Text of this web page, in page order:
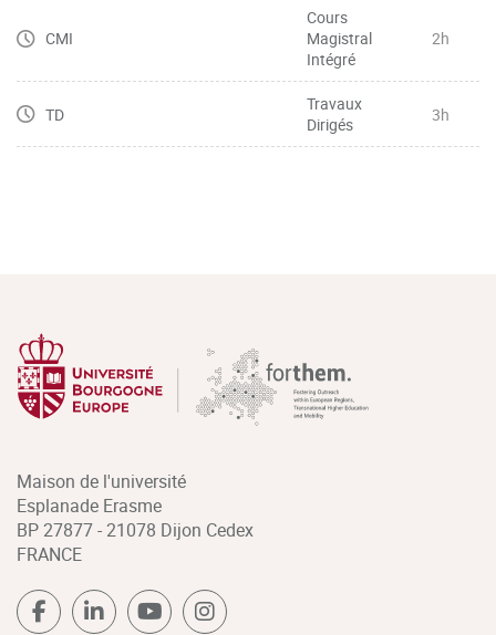
CMI
Cours
Magistral
Intégré
2h
TD
Travaux
Dirigés
3h
Maison de l'université
Esplanade Erasme
BP 27877 - 21078 Dijon Cedex
FRANCE